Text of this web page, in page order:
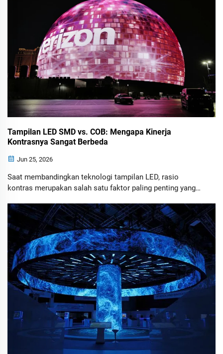
kinerja keseluruhan tampilan.
Tampilan LED SMD vs. COB: Mengapa Kinerja
Kontrasnya Sangat Berbeda
Jun 25, 2026
Saat membandingkan teknologi tampilan LED, rasio
kontras merupakan salah satu faktor paling penting yang
kali menarik perhatian, kemampuan menghasilkan warna
hitam pekat pada akhirnya menentukan seberapa hidup,
mendalam, dan realistis tampilan gambarnya.